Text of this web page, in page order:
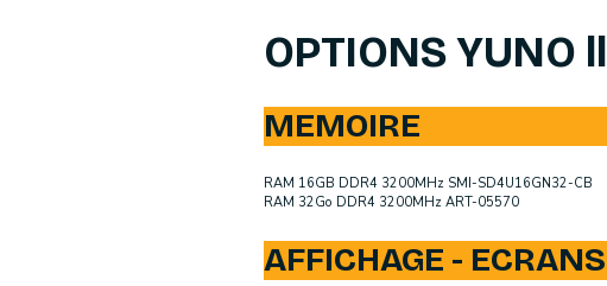
OPTIONS YUNO ll
MEMOIRE
RAM 16GB DDR4 3200MHz SMI-SD4U16GN32-CB
RAM 32Go DDR4 3200MHz ART-05570
AFFICHAGE - ECRANS